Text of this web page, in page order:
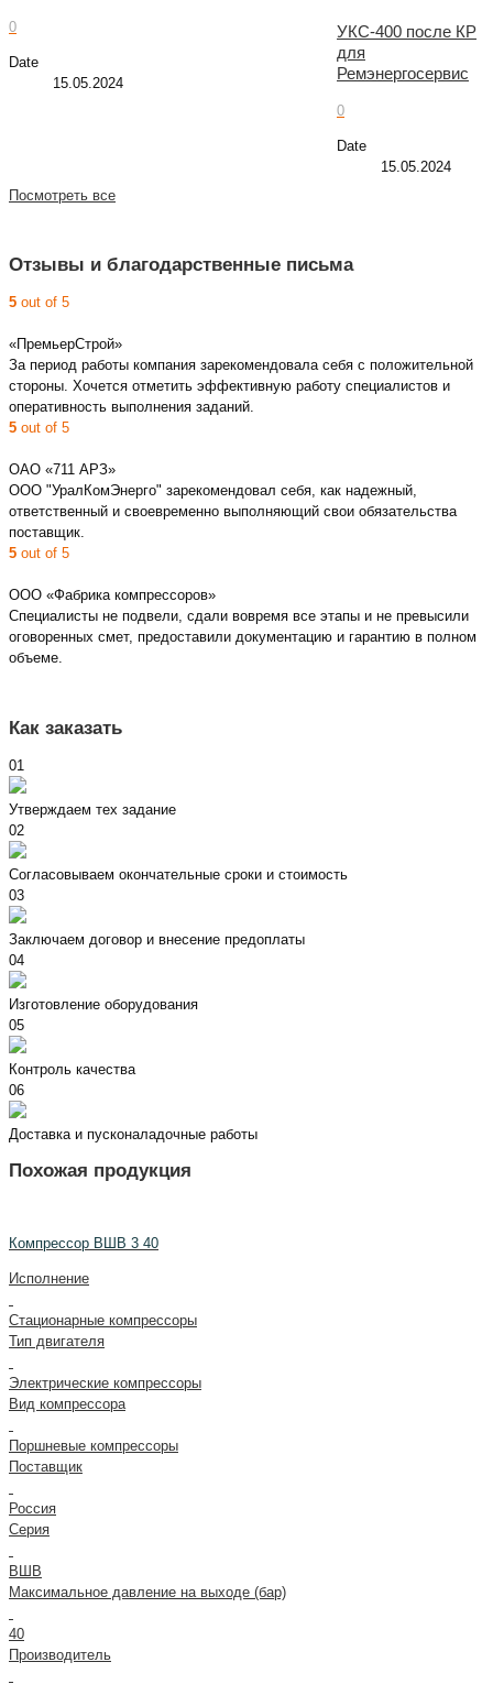
0
Date
15.05.2024
УКС-400 после КР
для
Ремэнергосервис
0
Date
15.05.2024
Посмотреть все
Отзывы и благодарственные письма
5 out of 5
«ПремьерСтрой»
За период работы компания зарекомендовала себя с положительной
стороны. Хочется отметить эффективную работу специалистов и
оперативность выполнения заданий.
5 out of 5
ОАО «711 АРЗ»
ООО "УралКомЭнерго" зарекомендовал себя, как надежный,
ответственный и своевременно выполняющий свои обязательства
поставщик.
5 out of 5
ООО «Фабрика компрессоров»
Специалисты не подвели, сдали вовремя все этапы и не превысили
оговоренных смет, предоставили документацию и гарантию в полном
объеме.
Как заказать
01
Утверждаем тех задание
02
Согласовываем окончательные сроки и стоимость
03
Заключаем договор и внесение предоплаты
04
Изготовление оборудования
05
Контроль качества
06
Доставка и пусконаладочные работы
Похожая продукция
Компрессор ВШВ 3 40
Исполнение
Стационарные компрессоры
Тип двигателя
Электрические компрессоры
Вид компрессора
Поршневые компрессоры
Поставщик
Россия
Серия
ВШВ
Максимальное давление на выходе (бар)
40
Производитель